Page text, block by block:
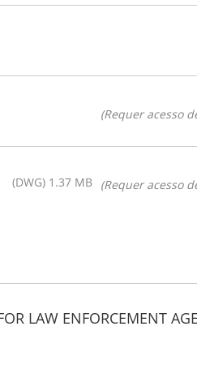
(Requer acesso
(DWG) 1.37 MB (Requer acesso
ENFORCEMENT